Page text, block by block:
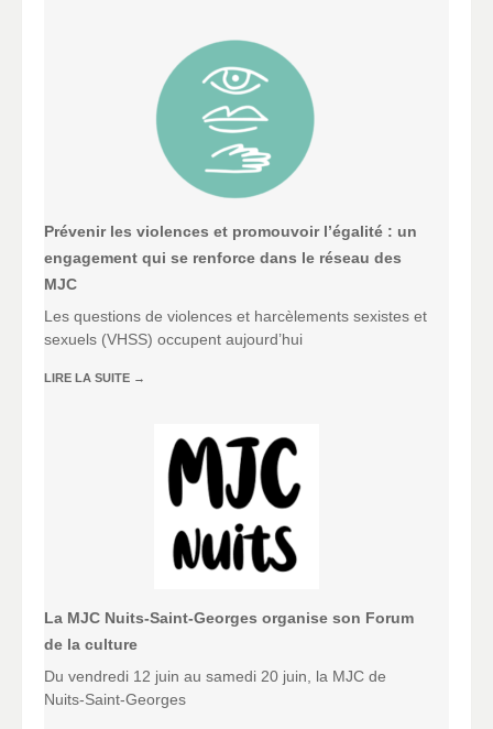
Prévenir les violences et promouvoir l’égalité : un
engagement qui se renforce dans le réseau des
MJC
Les questions de violences et harcèlements sexistes et
sexuels (VHSS) occupent aujourd’hui
LIRE LA SUITE →
La MJC Nuits-Saint-Georges organise son Forum
de la culture
Du vendredi 12 juin au samedi 20 juin, la MJC de
Nuits-Saint-Georges